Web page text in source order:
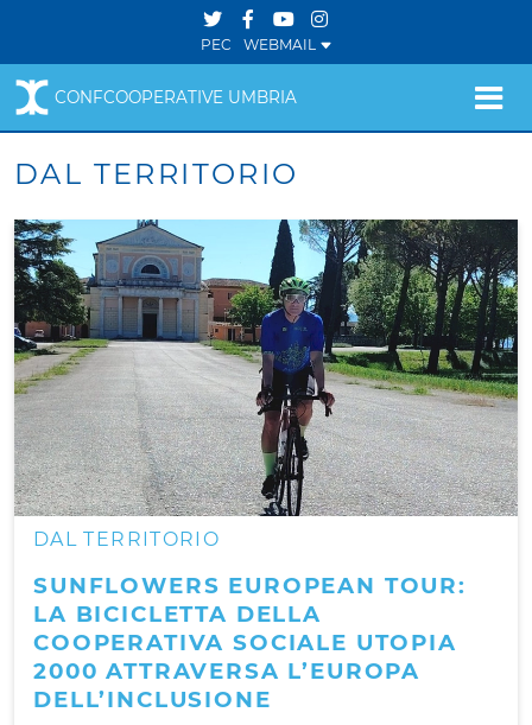
PEC WEBMAIL
CONFCOOPERATIVE UMBRIA
DAL TERRITORIO
DAL TERRITORIO
SUNFLOWERS EUROPEAN TOUR:
LA BICICLETTA DELLA
COOPERATIVA SOCIALE UTOPIA
2000 ATTRAVERSA L’EUROPA
DELL’INCLUSIONE